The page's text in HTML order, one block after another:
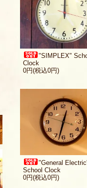
"SIMPLEX"
Clock
0円(税込0円)
"General
School Clock
0円(税込0円)